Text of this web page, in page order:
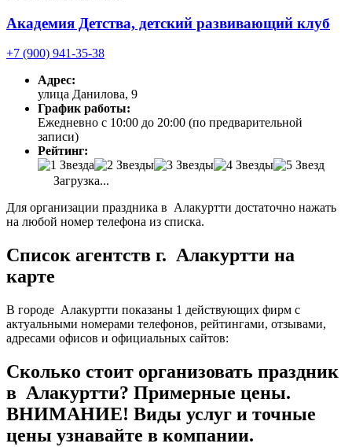
Академия Детства, детский развивающий клуб
+7 (900) 941-35-38
Адрес:
улица Данилова, 9
График работы:
Ежедневно с 10:00 до 20:00 (по предварительной
записи)
Рейтинг:
Загрузка...
Для организации праздника в Алакуртти достаточно нажать
на любой номер телефона из списка.
Список агентств г. Алакуртти на
карте
В городе Алакуртти показаны 1 действующих фирм с
актуальными номерами телефонов, рейтингами, отзывами,
адресами офисов и официальных сайтов:
Сколько стоит организовать праздник
в Алакуртти? Примерные цены.
ВНИМАНИЕ! Виды услуг и точные
цены узнавайте в компании.